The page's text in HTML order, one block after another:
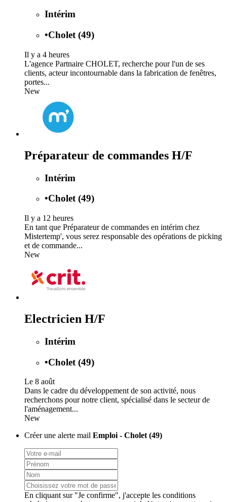
Intérim
•Cholet (49)
Il y a 4 heures
L'agence Partnaire CHOLET, recherche pour l'un de ses
clients, acteur incontournable dans la fabrication de fenêtres,
portes...
New
Préparateur de commandes H/F
Intérim
•Cholet (49)
Il y a 12 heures
En tant que Préparateur de commandes en intérim chez
Mistertemp', vous serez responsable des opérations de picking
et de commande...
New
Electricien H/F
Intérim
•Cholet (49)
Le 8 août
Dans le cadre du développement de son activité, nous
recherchons pour notre client, spécialisé dans le secteur de
l'aménagement...
New
Créer une alerte mail Emploi - Cholet (49)
En cliquant sur "Je confirme", j'accepte les conditions